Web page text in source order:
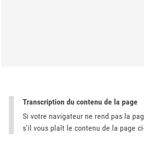
Transcription du contenu de la page
Si votre navigateur ne rend pas la
s'il vous plaît le contenu de la page